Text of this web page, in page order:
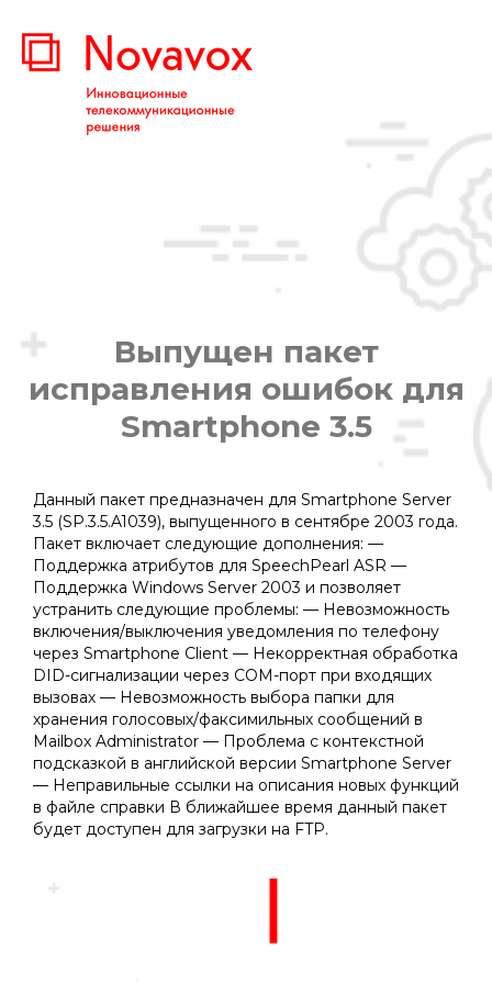
Выпущен пакет
исправления ошибок для
Smartphone 3.5
Данный пакет предназначен для Smartphone Server
3.5 (SP.3.5.A1039), выпущенного в сентябре 2003 года.
Пакет включает следующие дополнения: —
Поддержка атрибутов для SpeechPearl ASR —
Поддержка Windows Server 2003 и позволяет
устранить следующие проблемы: — Невозможность
включения/выключения уведомления по телефону
через Smartphone Client — Некорректная обработка
DID-сигнализации через COM-порт при входящих
вызовах — Невозможность выбора папки для
хранения голосовых/факсимильных сообщений в
Mailbox Administrator — Проблема с контекстной
подсказкой в английской версии Smartphone Server
— Неправильные ссылки на описания новых функций
в файле справки В ближайшее время данный пакет
будет доступен для загрузки на FTP.